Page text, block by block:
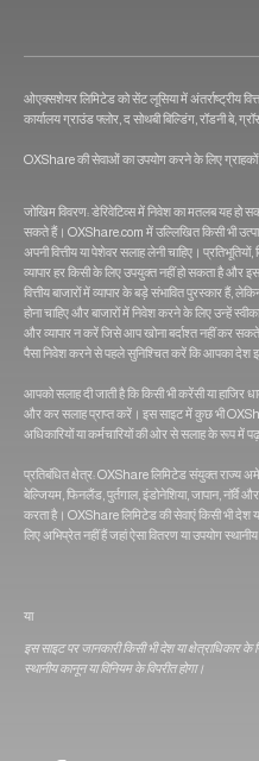
ओएक्सशेयर लिमिटेड को सेंट लूसिया में अंतर्राष्ट्रीय
कार्यालय ग्राउंड फ्लोर, द सोथबी बिल्डिंग, रॉडनी
OXShare की सेवाओं का उपयोग करने के लिए ग्राहकों
जोखिम विवरण: डेरिवेटिव्स में निवेश का मतलब यह हो
सकते हैं। OXShare.com में उल्लिखित किसी भी
अपनी वित्तीय या पेशेवर सलाह लेनी चाहिए।
व्यापार हर किसी के लिए उपयुक्त नहीं हो सकता है
वित्तीय बाजारों में व्यापार के बड़े संभावित पुरस्कार हैं,
होना चाहिए और बाजारों में निवेश करने के लिए उन्हें
और व्यापार न करें जिसे आप खोना बर्दाश्त नहीं कर
पैसा निवेश करने से पहले सुनिश्चित करें कि आपका देश
आपको सलाह दी जाती है कि किसी भी करेंसी या हाजिर
और कर सलाह प्राप्त करें। इस साइट में कुछ भी
अधिकारियों या कर्मचारियों की ओर से सलाह के रूप में
प्रतिबंधित क्षेत्र: OXShare लिमिटेड संयुक्त राज्य
बेल्जियम, फिनलैंड, पुर्तगाल, इंडोनेशिया, जापान, नॉर्वे
करता है। OXShare लिमिटेड की सेवाएं किसी भी देश
लिए अभिप्रेत नहीं हैं जहां ऐसा वितरण या उपयोग स्थानीय
या
इस साइट पर जानकारी किसी भी देश या क्षेत्राधिकार के
स्थानीय कानून या विनियम के विपरीत होगा।